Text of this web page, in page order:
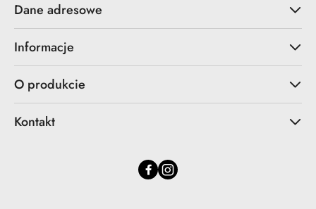
Dane adresowe
Informacje
O produkcie
Kontakt